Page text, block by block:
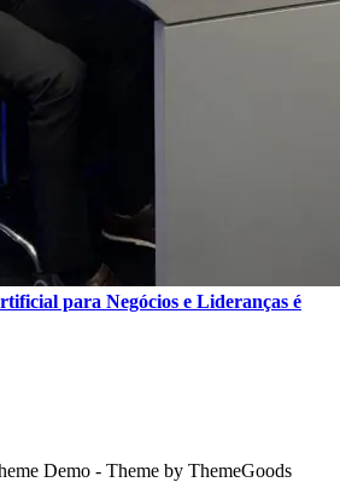
para Negócios e Lideranças é
Demo - Theme by ThemeGoods